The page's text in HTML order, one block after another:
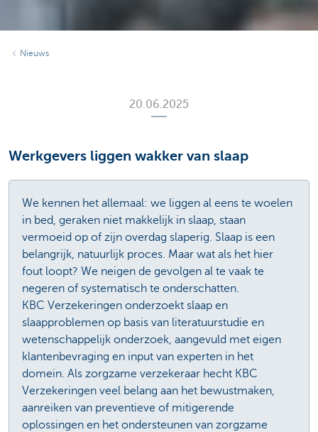
Nieuws
20.06.2025
Werkgevers liggen wakker van slaap
We kennen het allemaal: we liggen al eens te woelen
in bed, geraken niet makkelijk in slaap, staan
vermoeid op of zijn overdag slaperig. Slaap is een
belangrijk, natuurlijk proces. Maar wat als het hier
fout loopt? We neigen de gevolgen al te vaak te
negeren of systematisch te onderschatten.
KBC Verzekeringen onderzoekt slaap en
slaapproblemen op basis van literatuurstudie en
wetenschappelijk onderzoek, aangevuld met eigen
klantenbevraging en input van experten in het
domein. Als zorgzame verzekeraar hecht KBC
Verzekeringen veel belang aan het bewustmaken,
aanreiken van preventieve of mitigerende
oplossingen en het ondersteunen van zorgzame